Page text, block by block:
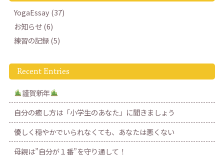
YogaEssay (37)
お知らせ (6)
練習の記録 (5)
Recent Entries
謹賀新年
自分の癒し方は「小学生のあなた」に聞きましょう
優しく穏やかでいられなくても、あなたは悪くない
母親は”自分が１番”を守り通して！